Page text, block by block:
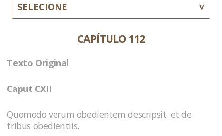
SELECIONE
CAPÍTULO 112
Texto Original
Caput CXII
Quomodo verum obedientem descripsit, et de
tribus obedientiis.